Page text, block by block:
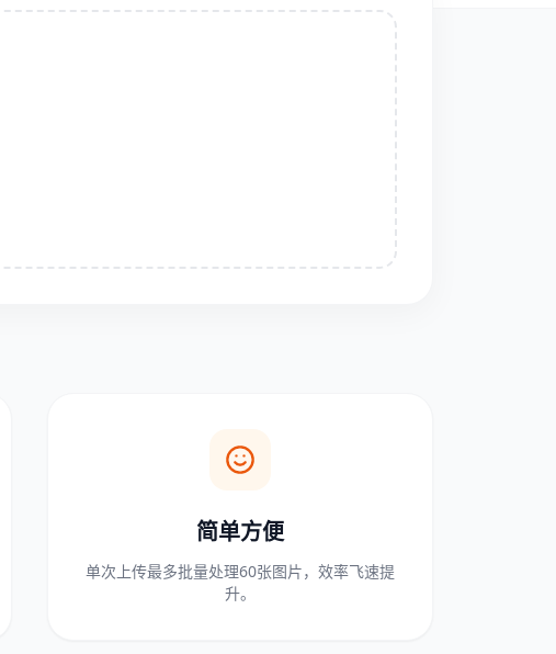
简单方便
单次上传最多批量处理60张图片，效率飞速提
升。